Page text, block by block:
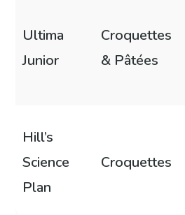
Ultima
Junior
Croquettes
& Pâtées
Hill’s
Science
Plan
Croquettes